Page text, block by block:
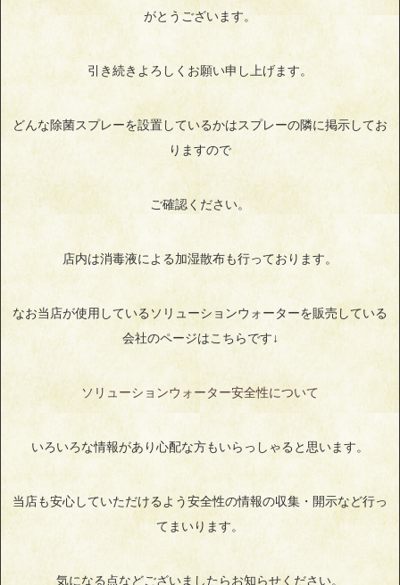
がとうございます。
引き続きよろしくお願い申し上げます。
どんな除菌スプレーを設置しているかはスプレーの隣に掲示してお
りますので
ご確認ください。
店内は消毒液による加湿散布も行っております。
なお当店が使用しているソリューションウォーターを販売している
会社のページはこちらです↓
ソリューションウォーター安全性について
いろいろな情報があり心配な方もいらっしゃると思います。
当店も安心していただけるよう安全性の情報の収集・開示など行っ
てまいります。
気になる点などございましたらお知らせください。